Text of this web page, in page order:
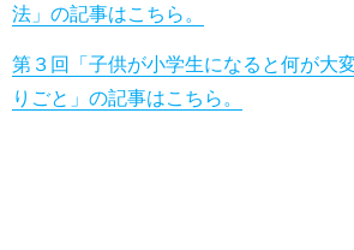
法」の記事はこちら。
第３回「子供が小学生になると何が大
りごと」の記事はこちら。